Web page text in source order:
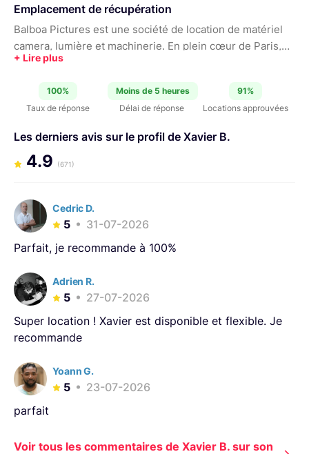
Emplacement de récupération
Balboa Pictures est une société de location de matériel
camera, lumière et machinerie. En plein cœur de Paris,
nous sommes ouverts 7 jours sur 7, de 10h à 18h et
nous sommes orientés vers la marque Sony; nous avons
10 boitiers / cameras Sony FF et près de 50 objectifs
compatibles. Avec une expertise dans les domaines du
cinéma fiction et documentaire par notre expérience de
techniciens, et dans l'éclairage en particulier.
100%
Taux de réponse
Moins de 5 heures
Délai de réponse
91%
Locations approuvées
Les derniers avis sur le profil de Xavier B.
4.9 (671)
Cedric D.
5
31-07-2026
Parfait, je recommande à 100%
Adrien R.
5
27-07-2026
Super location ! Xavier est disponible et flexible. Je
recommande
Yoann G.
5
23-07-2026
parfait
Voir tous les commentaires de Xavier B. sur son